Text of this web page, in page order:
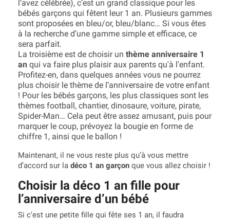
l’avez célébrée), c’est un grand classique pour les
bébés garçons qui fêtent leur 1 an. Plusieurs gammes
sont proposées en bleu/or, bleu/blanc… Si vous êtes
à la recherche d’une gamme simple et efficace, ce
sera parfait.
La troisième est de choisir un thème anniversaire 1
an qui va faire plus plaisir aux parents qu'à l'enfant.
Profitez-en, dans quelques années vous ne pourrez
plus choisir le thème de l’anniversaire de votre enfant
! Pour les bébés garçons, les plus classiques sont les
thèmes football, chantier, dinosaure, voiture, pirate,
Spider-Man… Cela peut être assez amusant, puis pour
marquer le coup, prévoyez la bougie en forme de
chiffre 1, ainsi que le ballon !
Maintenant, il ne vous reste plus qu’à vous mettre
d’accord sur la déco 1 an garçon que vous allez choisir !
Choisir la déco 1 an fille pour
l’anniversaire d’un bébé
Si c’est une petite fille qui fête ses 1 an, il faudra